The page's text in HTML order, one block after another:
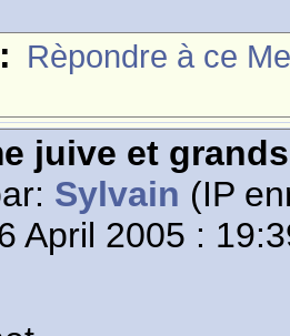
Rèpondre à ce
juive et
Sylvain (IP
April 2005 :